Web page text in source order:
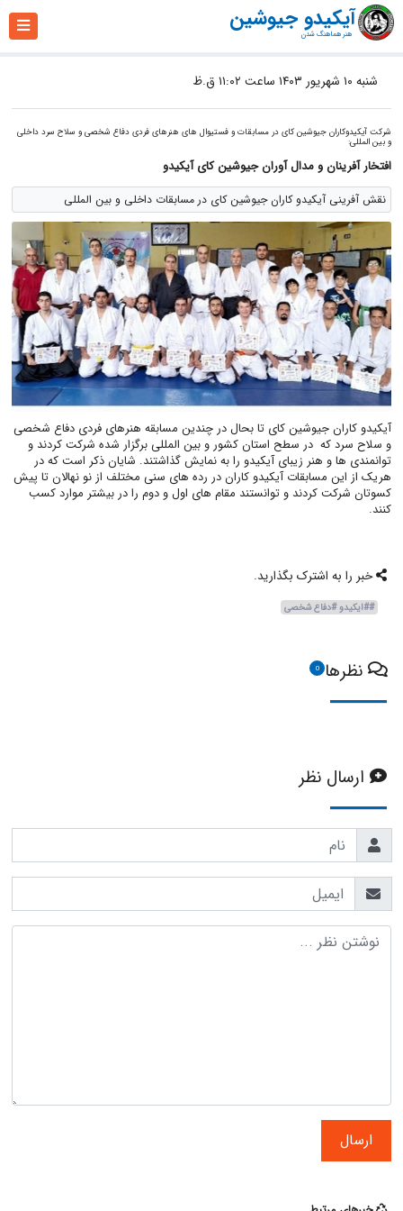
آیکیدو جیوشین
هنر هماهنگ شدن
شنبه ۱۰ شهریور ۱۴۰۳ ساعت ۱۱:۰۲ ق.ظ
شرکت آیکیدوکاران جیوشین کای در مسابقات و فستیوال های هنرهای فردی دفاع شخصی و سلاح سرد داخلی
و بین المللی:
افتخار آفرینان و مدال آوران جیوشین کای آیکیدو
نقش آفرینی آیکیدو کاران جیوشین کای در مسابقات داخلی و بین المللی
آیکیدو کاران جیوشین کای تا بحال در چندین مسابقه هنرهای فردی دفاع شخصی
و سلاح سرد که در سطح استان کشور و بین المللی برگزار شده شرکت کردند و
توانمندی ها و هنر زیبای آیکیدو را به نمایش گذاشتند. شایان ذکر است که در
هریک از این مسابقات آیکیدو کاران در رده های سنی مختلف از نو نهالان تا پیش
کسوتان شرکت کردند و توانستند مقام های اول و دوم را در بیشتر موارد کسب
کنند.
خبر را به اشترک بگذارید.
##ایکیدو #دفاع شخصی
نظرها 0
ارسال نظر
ارسال